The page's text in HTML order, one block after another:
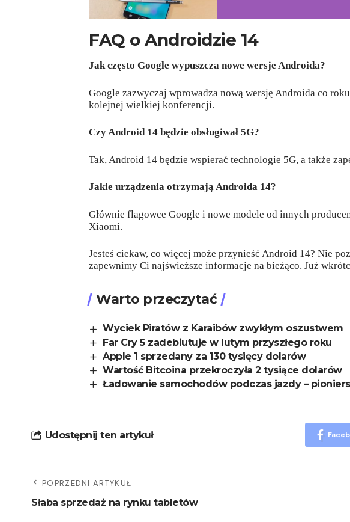
FAQ o Androidzie 14
Jak często Google wypuszcza nowe wersje Androida?
Google zazwyczaj wprowadza nową wersję Androida co
kolejnej wielkiej konferencji.
Czy Android 14 będzie obsługiwał 5G?
Tak, Android 14 będzie wspierać technologie 5G, a także
Jakie urządzenia otrzymają Androida 14?
Głównie flagowce Google i nowe modele od innych
Xiaomi.
Jesteś ciekaw, co więcej może przynieść Android 14? Nie
zapewnimy Ci najświeższe informacje na bieżąco. Już
Warto przeczytać
Wyciek Piratów z Karaibów zwykłym oszustwem
Far Cry 5 zadebiutuje w lutym przyszłego roku
Apple 1 sprzedany za 130 tysięcy dolarów
Wartość Bitcoina przekroczyła 2 tysiące dolarów
Ładowanie samochodów podczas jazdy –
Udostępnij ten artykuł
POPRZEDNI ARTYKUŁ
Słaba sprzedaż na rynku tabletów